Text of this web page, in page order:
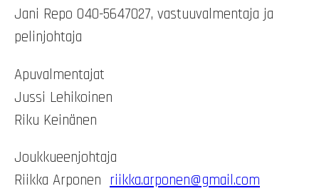
Jani Repo 040-5647027, vastuuvalmentaja ja
pelinjohtaja
Apuvalmentajat
Jussi Lehikoinen
Riku Keinänen
Joukkueenjohtaja
Riikka Arponen riikka.arponen@gmail.com